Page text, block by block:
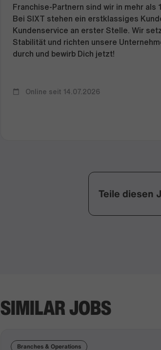
Franchise-Partnern sind wir in mehr
Bei SIXT stehen ein erstklassiges
Kundenservice an erster Stelle. Wir
Stabilität und richten unsere
durch und bewirb Dich jetzt!
Online seit 14.07.2026
Teile diesen
SIMILAR JOBS
Branches & Operations